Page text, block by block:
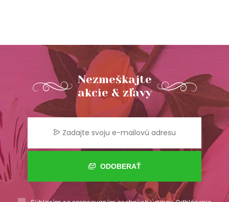
Nezmeškajte
akcie & zľavy
ODOBERAŤ